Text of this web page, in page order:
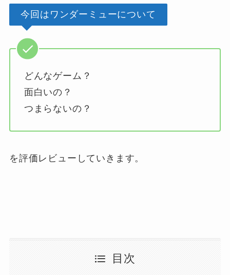
今回はワンダーミューについて
どんなゲーム？
面白いの？
つまらないの？
を評価レビューしていきます。
目次